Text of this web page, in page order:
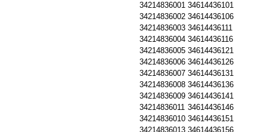
34214836001 34614436101
34214836002 34614436106
34214836003 34614436111
34214836004 34614436116
34214836005 34614436121
34214836006 34614436126
34214836007 34614436131
34214836008 34614436136
34214836009 34614436141
34214836011 34614436146
34214836010 34614436151
34214836013 34614436156